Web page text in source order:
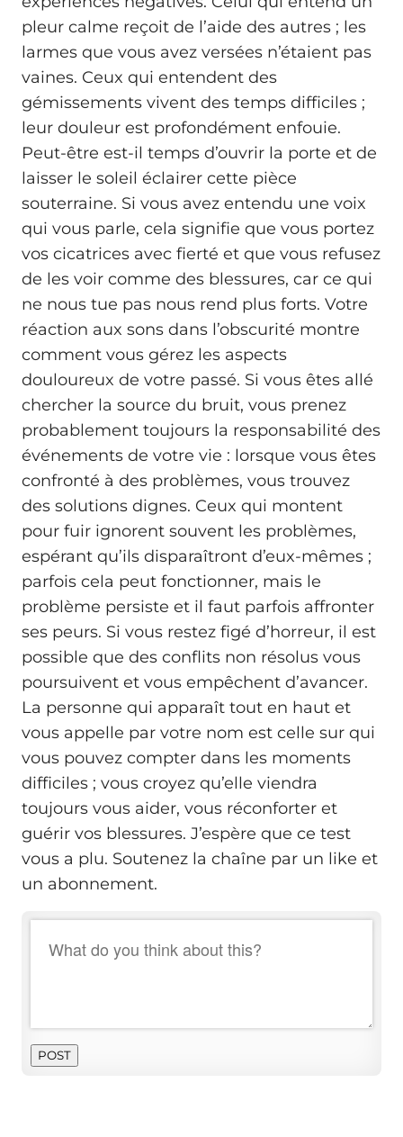
pleur calme reçoit de l’aide des autres ; les
larmes que vous avez versées n’étaient pas
vaines. Ceux qui entendent des
gémissements vivent des temps difficiles ;
leur douleur est profondément enfouie.
Peut-être est-il temps d’ouvrir la porte et de
laisser le soleil éclairer cette pièce
souterraine. Si vous avez entendu une voix
qui vous parle, cela signifie que vous portez
vos cicatrices avec fierté et que vous refusez
de les voir comme des blessures, car ce qui
ne nous tue pas nous rend plus forts. Votre
réaction aux sons dans l’obscurité montre
comment vous gérez les aspects
douloureux de votre passé. Si vous êtes allé
chercher la source du bruit, vous prenez
probablement toujours la responsabilité des
événements de votre vie : lorsque vous êtes
confronté à des problèmes, vous trouvez
des solutions dignes. Ceux qui montent
pour fuir ignorent souvent les problèmes,
espérant qu’ils disparaîtront d’eux‑mêmes ;
parfois cela peut fonctionner, mais le
problème persiste et il faut parfois affronter
ses peurs. Si vous restez figé d’horreur, il est
possible que des conflits non résolus vous
poursuivent et vous empêchent d’avancer.
La personne qui apparaît tout en haut et
vous appelle par votre nom est celle sur qui
vous pouvez compter dans les moments
difficiles ; vous croyez qu’elle viendra
toujours vous aider, vous réconforter et
guérir vos blessures. J’espère que ce test
vous a plu. Soutenez la chaîne par un like et
un abonnement.
POST